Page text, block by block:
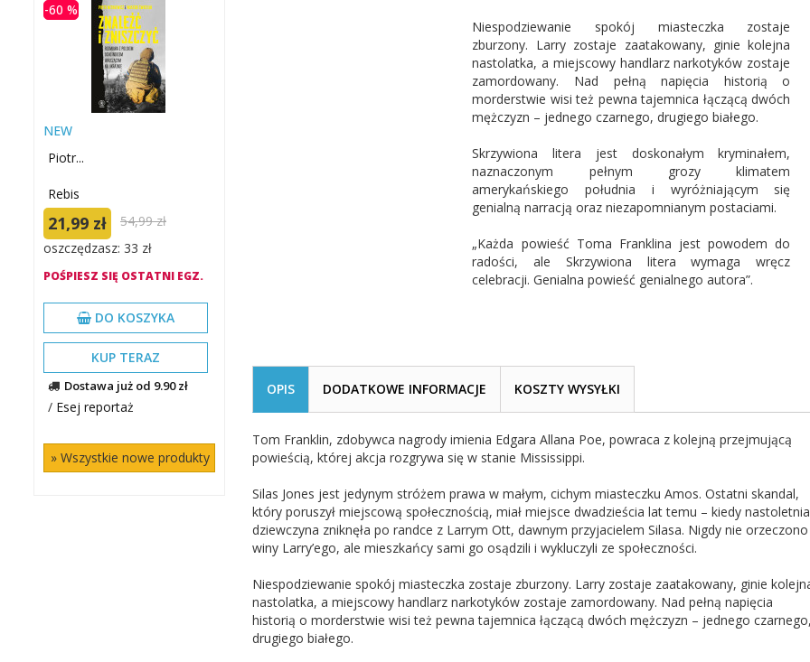
-60 %
NEW
Piotr...
Rebis
21,99 zł
54,99 zł
oszczędzasz: 33 zł
POŚPIESZ SIĘ OSTATNI EGZ.
DO KOSZYKA
KUP TERAZ
Dostawa już od 9.90 zł
/ Esej reportaż
» Wszystkie nowe produkty
Niespodziewanie spokój miasteczka zostaje
zburzony. Larry zostaje zaatakowany, ginie kolejna
nastolatka, a miejscowy handlarz narkotyków zostaje
zamordowany. Nad pełną napięcia historią o
morderstwie wisi też pewna tajemnica łączącą dwóch
mężczyzn – jednego czarnego, drugiego białego.
Skrzywiona litera jest doskonałym kryminałem,
naznaczonym pełnym grozy klimatem
amerykańskiego południa i wyróżniającym się
genialną narracją oraz niezapomnianym postaciami.
„Każda powieść Toma Franklina jest powodem do
radości, ale Skrzywiona litera wymaga wręcz
celebracji. Genialna powieść genialnego autora”.
OPIS DODATKOWE INFORMACJE KOSZTY WYSYŁKI
Tom Franklin, zdobywca nagrody imienia Edgara Allana Poe, powraca z kolejną przejmującą
powieścią, której akcja rozgrywa się w stanie Mississippi.
Silas Jones jest jedynym stróżem prawa w małym, cichym miasteczku Amos. Ostatni skandal,
który poruszył miejscową społecznością, miał miejsce dwadzieścia lat temu – kiedy nastoletnia
dziewczyna zniknęła po randce z Larrym Ott, dawnym przyjacielem Silasa. Nigdy nie orzeczono
winy Larry’ego, ale mieszkańcy sami go osądzili i wykluczyli ze społeczności.
Niespodziewanie spokój miasteczka zostaje zburzony. Larry zostaje zaatakowany, ginie
nastolatka, a miejscowy handlarz narkotyków zostaje zamordowany. Nad pełną napięcia
historią o morderstwie wisi też pewna tajemnica łączącą dwóch mężczyzn – jednego czarnego,
drugiego białego.